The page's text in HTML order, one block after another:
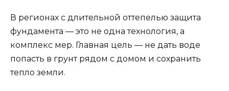
В регионах с длительной оттепелью защита
фундамента — это не одна технология, а
комплекс мер. Главная цель — не дать воде
попасть в грунт рядом с домом и сохранить
тепло земли.